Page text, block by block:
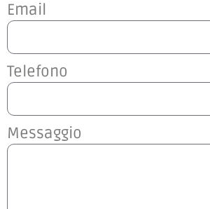
Email
Telefono
Messaggio